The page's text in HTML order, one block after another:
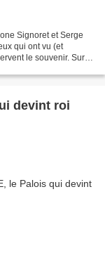
Signoret et Serge
qui ont vu (et
le souvenir. Sur
devint roi